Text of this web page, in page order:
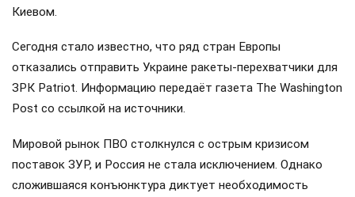
Киевом.
Сегодня стало известно, что ряд стран Европы
отказались отправить Украине ракеты-перехватчики для
ЗРК Patriot. Информацию передаёт газета The Washington
Post со ссылкой на источники.
Мировой рынок ПВО столкнулся с острым кризисом
поставок ЗУР, и Россия не стала исключением. Однако
сложившаяся конъюнктура диктует необходимость